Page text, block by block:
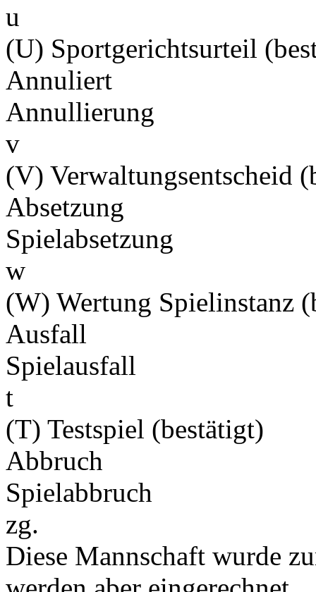
u
(U) Sportgerichtsurteil
Annuliert
Annullierung
v
(V) Verwaltungsentscheid
Absetzung
Spielabsetzung
w
(W) Wertung Spielinstanz
Ausfall
Spielausfall
t
(T) Testspiel (bestätigt)
Abbruch
Spielabbruch
zg.
Diese Mannschaft wurde